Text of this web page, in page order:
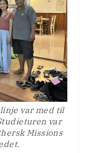
var med til
var
Missions